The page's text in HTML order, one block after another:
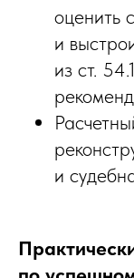
оценить
и
из ст.
и